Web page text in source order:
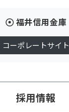
福井信用金庫
コーポレートサイト
採用情報